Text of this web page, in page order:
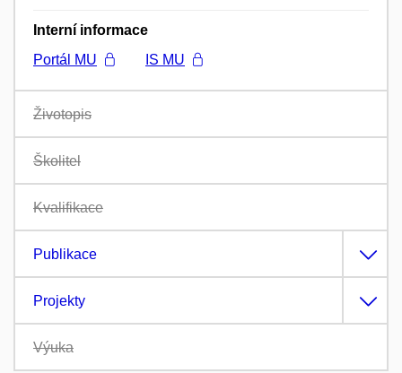
Interní informace
Portál MU
IS MU
Životopis
Školitel
Kvalifikace
Publikace
Projekty
Výuka